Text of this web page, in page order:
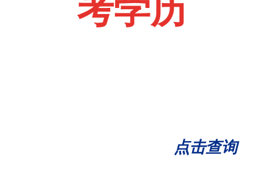
考学历不是
点击查询